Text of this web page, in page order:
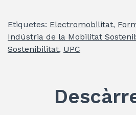
itt
er
k
e
at
s
Etiquetes: Electromobilitat,
Indústria de la Mobilitat
Sostenibilitat, UPC